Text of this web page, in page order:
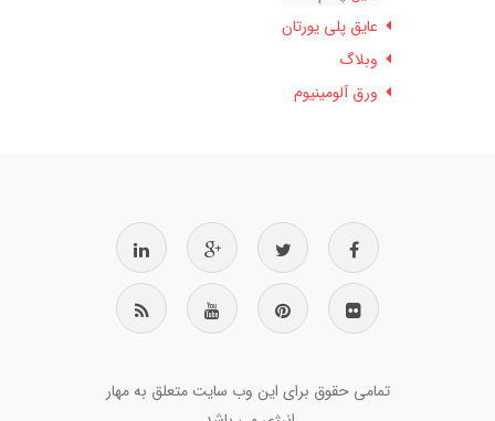
عایق پلی یورتان
وبلاگ
ورق آلومینیوم
تمامی حقوق برای این وب سایت متعلق به مهار